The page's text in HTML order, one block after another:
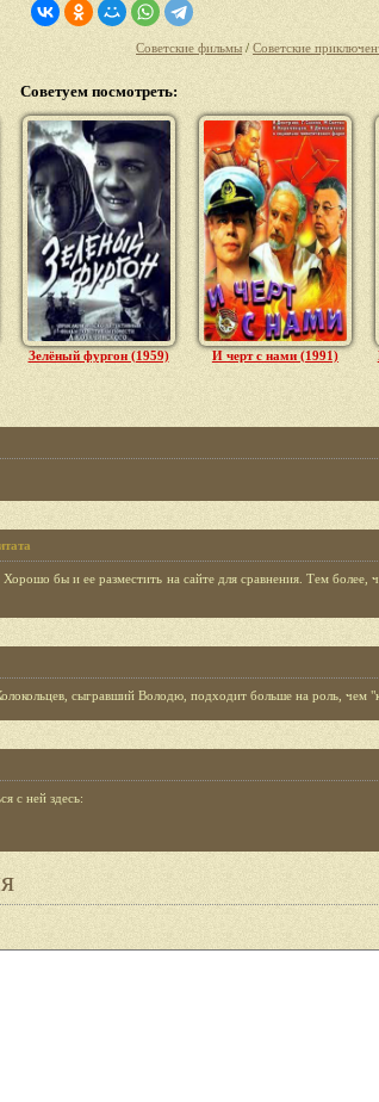
Советские фильмы/ Советские
Советуем посмотреть:
Зелёный фургон (1959) И черт с нами (1991)
бы и ее разместить на сайте для сравнения. Тем более,
сыгравший Володю, подходит больше на роль, чем
с ней здесь: